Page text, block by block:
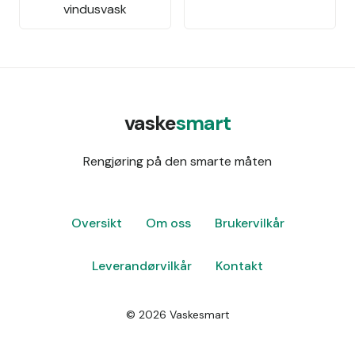
vindusvask
vaskesmart
Rengjøring på den smarte måten
Oversikt Om oss Brukervilkår
Leverandørvilkår Kontakt
© 2026 Vaskesmart